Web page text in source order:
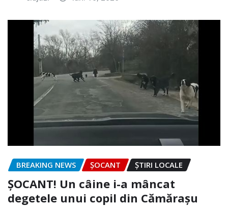
BREAKING NEWS ȘOCANT ȘTIRI LOCALE
ȘOCANT! Un câine i-a mâncat
degetele unui copil din Cămărașu